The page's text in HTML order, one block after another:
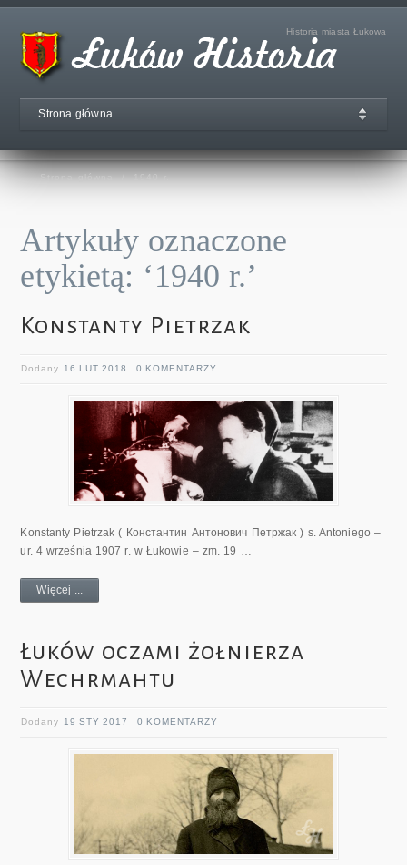
Historia miasta Łukowa
Strona główna
Strona główna 1940 r.
Artykuły oznaczone
etykietą: ‘1940 r.’
Konstanty Pietrzak
Dodany 16 LUT 2018 0 KOMENTARZY
Konstanty Pietrzak ( Константин Антонович Петржак ) s. Antoniego –
ur. 4 września 1907 r. w Łukowie – zm. 19 …
Więcej ...
Łuków oczami żołnierza
Wechrmahtu
Dodany 19 STY 2017 0 KOMENTARZY